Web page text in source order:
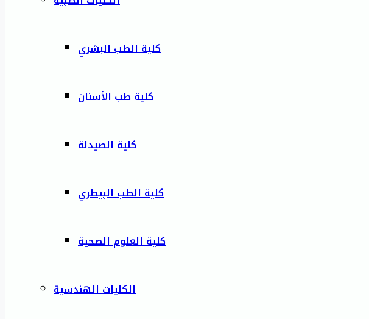
كلية الطب البشري
كلية طب الأسنان
كلية الصيدلة
كلية الطب البيطري
كلية العلوم الصحية
الكليات الهندسية